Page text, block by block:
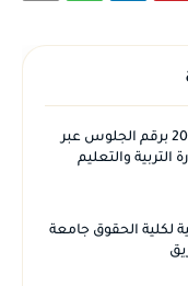
نتيجة الثانوية العامة 2026 برقم الجلوس عبر
التربية والتعليم
لكلية الحقوق جامعة